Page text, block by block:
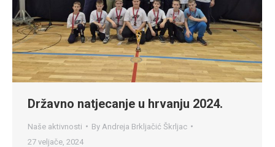
Državno natjecanje u hrvanju 2024.
Naše aktivnosti By Andreja Brkljačić Škrljac
27 veljače, 2024